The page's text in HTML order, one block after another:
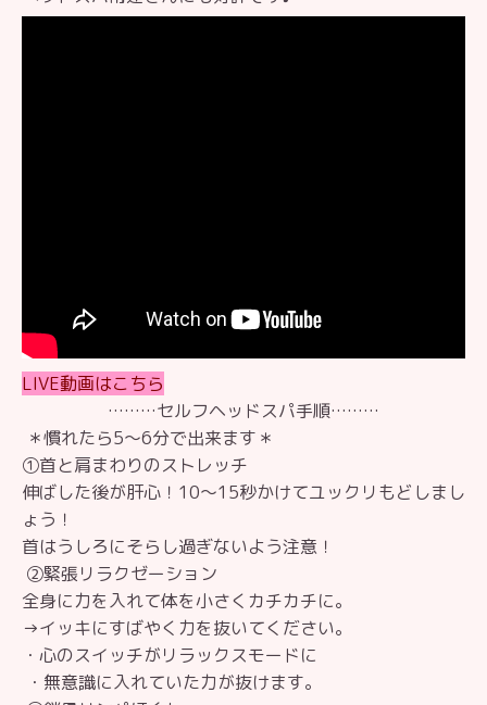
LIVE動画はこちら
………セルフヘッドスパ手順………
＊慣れたら5〜6分で出来ます＊
①首と肩まわりのストレッチ
伸ばした後が肝心！10〜15秒かけてユックリもどしまし
ょう！
首はうしろにそらし過ぎないよう注意！
②緊張リラクゼーション
全身に力を入れて体を小さくカチカチに。
→イッキにすばやく力を抜いてください。
・心のスイッチがリラックスモードに
・無意識に入れていた力が抜けます。